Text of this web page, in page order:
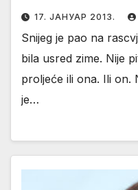
17. ЈАНУАР 2013.
Snijeg je pao na
bila usred zime. Nije
proljeće ili ona. Ili on.
je…